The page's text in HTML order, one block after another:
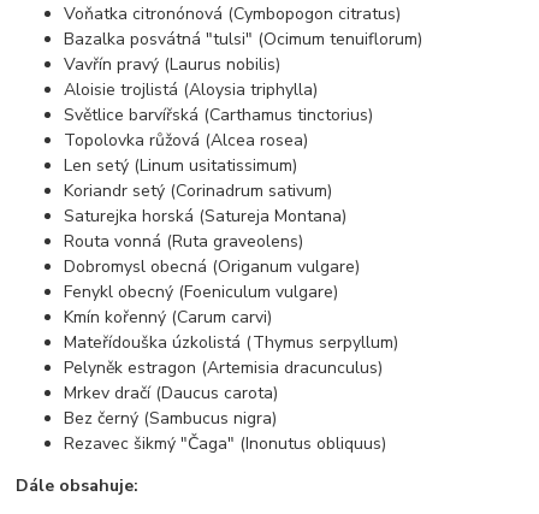
Voňatka citronónová (Cymbopogon citratus)
Bazalka posvátná "tulsi" (Ocimum tenuiflorum)
Vavřín pravý (Laurus nobilis)
Aloisie trojlistá (Aloysia triphylla)
Světlice barvířská (Carthamus tinctorius)
Topolovka růžová (Alcea rosea)
Len setý (Linum usitatissimum)
Koriandr setý (Corinadrum sativum)
Saturejka horská (Satureja Montana)
Routa vonná (Ruta graveolens)
Dobromysl obecná (Origanum vulgare)
Fenykl obecný (Foeniculum vulgare)
Kmín kořenný (Carum carvi)
Mateřídouška úzkolistá (Thymus serpyllum)
Pelyněk estragon (Artemisia dracunculus)
Mrkev dračí (Daucus carota)
Bez černý (Sambucus nigra)
Rezavec šikmý "Čaga" (Inonutus obliquus)
Dále obsahuje: